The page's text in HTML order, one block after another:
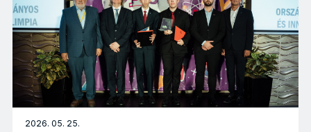
2026. 05. 25.